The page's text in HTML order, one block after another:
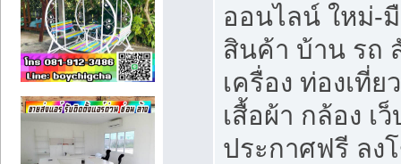
ออนไลน์ ใหม่-
สินค้า บ้าน รถ
เครื่อง ท่องเที่ย
เสื้อผ้า กล้อง เ
ประกาศฟรี ล